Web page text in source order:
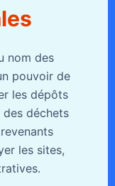
nom des
pouvoir de
les dépôts
des déchets
les sites,